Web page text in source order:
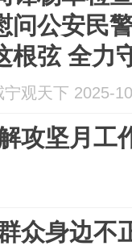
问公安民
根弦 全力
全
宁观天下 2025-
攻坚月工
众身边不